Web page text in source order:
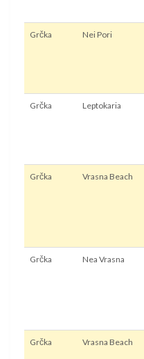
Grčka Nei Pori
Grčka Leptokaria
Grčka Vrasna Beach
Grčka Nea Vrasna
Grčka Vrasna Beach